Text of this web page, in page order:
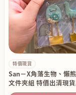
特價現貨
San－X角落生物、懶
文件夾組 特價出清現